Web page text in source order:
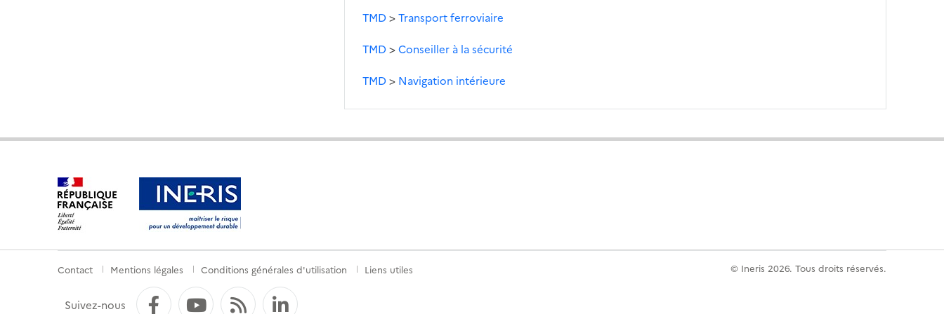
TMD>Transport ferroviaire
TMD>Conseiller à la sécurité
TMD> Navigation intérieure
Menu
de
Contact Mentions légales Conditions générales d'utilisation Liens utiles © Ineris 2026. Tous droits réservés.
Suivez-nous FacebookYouTube
Flux RSSLinkedIn